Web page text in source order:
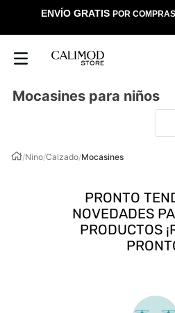
ENVÍO GRATIS POR
Mocasines para niños
/Nino/Calzado/Mocasines